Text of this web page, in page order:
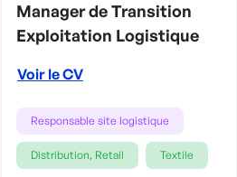
Manager de Transition
Exploitation Logistique
Voir le CV
Responsable site logistique
Distribution, Retail Textile